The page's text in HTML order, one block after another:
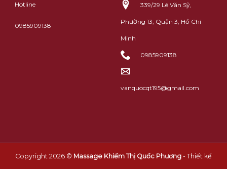
Hotline
0985909138
339/29 Lê Văn Sỹ,
Phường 13, Quận 3, Hồ Chí
Minh
0985909138
vanquocqt195@gmail.com
Copyright 2026 © Massage Khiếm Thị Quốc Phương - Thiết kế